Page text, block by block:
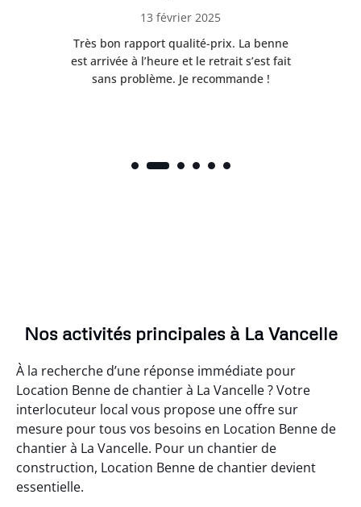
13 février 2025
Très bon rapport qualité-prix. La benne
est arrivée à l’heure et le retrait s’est fait
sans problème. Je recommande !
Nos activités principales à La Vancelle
À la recherche d’une réponse immédiate pour
Location Benne de chantier à La Vancelle ? Votre
interlocuteur local vous propose une offre sur
mesure pour tous vos besoins en Location Benne de
chantier à La Vancelle. Pour un chantier de
construction, Location Benne de chantier devient
essentielle.